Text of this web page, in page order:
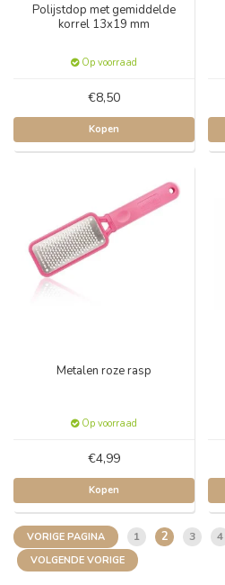
Polijstdop met gemiddelde
korrel 13x19 mm
Op voorraad
€8,50
Kopen
Metalen roze rasp
Op voorraad
€4,99
Kopen
VORIGE PAGINA 1 2 3 4
VOLGENDE VORIGE